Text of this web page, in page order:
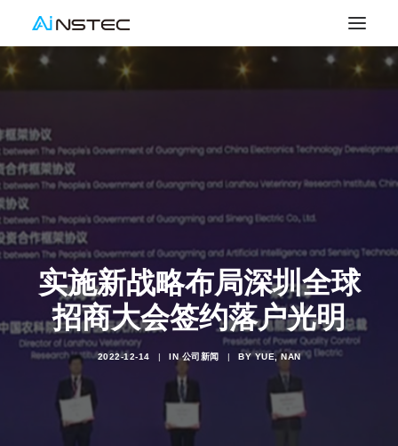
SEARCH
实施新战略布局深圳全球
招商大会签约落户光明
2022-12-14 | IN公司新闻 | BYYUE, NAN